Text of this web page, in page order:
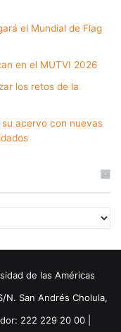
el Mundial de Flag
en el MUTVI 2026
los retos de la
acervo con nuevas
de las Américas
N. San Andrés Cholula,
222 229 20 00 |